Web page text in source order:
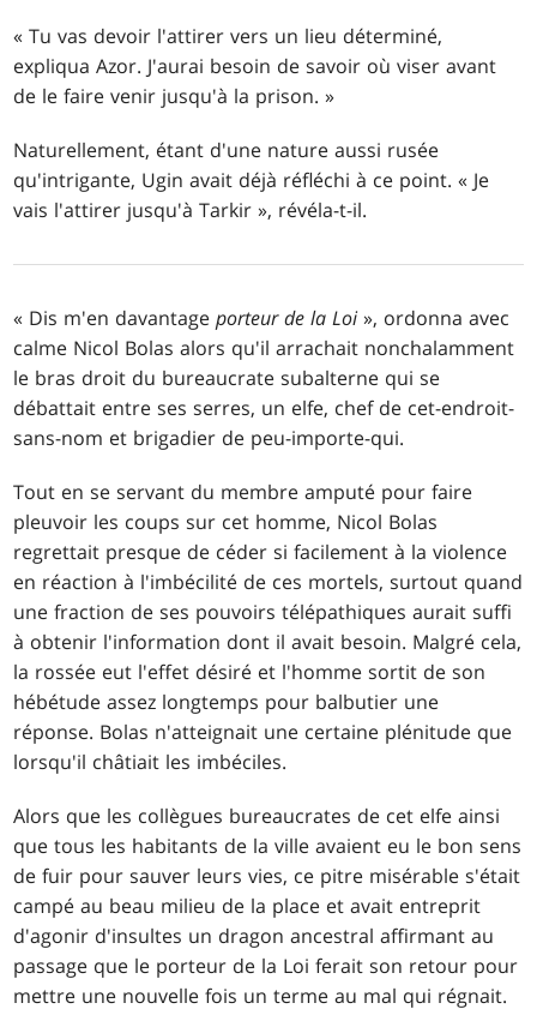
« Tu vas devoir l'attirer vers un lieu déterminé,
expliqua Azor. J'aurai besoin de savoir où viser avant
de le faire venir jusqu'à la prison. »
Naturellement, étant d'une nature aussi rusée
qu'intrigante, Ugin avait déjà réfléchi à ce point. « Je
vais l'attirer jusqu'à Tarkir », révéla-t-il.
« Dis m'en davantageporteur de la Loi », ordonna avec
calme Nicol Bolas alors qu'il arrachait nonchalamment
le bras droit du bureaucrate subalterne qui se
débattait entre ses serres, un elfe, chef de cet-endroit-
sans-nom et brigadier de peu-importe-qui.
Tout en se servant du membre amputé pour faire
pleuvoir les coups sur cet homme, Nicol Bolas
regrettait presque de céder si facilement à la violence
en réaction à l'imbécilité de ces mortels, surtout quand
une fraction de ses pouvoirs télépathiques aurait suffi
à obtenir l'information dont il avait besoin. Malgré cela,
la rossée eut l'effet désiré et l'homme sortit de son
hébétude assez longtemps pour balbutier une
réponse. Bolas n'atteignait une certaine plénitude que
lorsqu'il châtiait les imbéciles.
Alors que les collègues bureaucrates de cet elfe ainsi
que tous les habitants de la ville avaient eu le bon sens
de fuir pour sauver leurs vies, ce pitre misérable s'était
campé au beau milieu de la place et avait entreprit
d'agonir d'insultes un dragon ancestral affirmant au
passage que le porteur de la Loi ferait son retour pour
mettre une nouvelle fois un terme au mal qui régnait.